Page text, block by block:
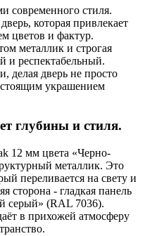
современного стиля.
которая привлекает
цветов и фактур.
металлик и строгая
и респектабельный.
делая дверь не просто
украшением
глубины и стиля.
12 мм цвета «Черно-
металлик. Это
переливается на свету и
сторона - гладкая панель
серый» (RAL 7036).
в прихожей атмосферу